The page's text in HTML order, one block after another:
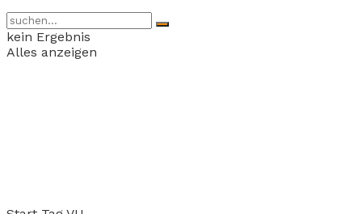
kein Ergebnis
Alles anzeigen